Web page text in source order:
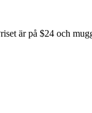
är på $24 och